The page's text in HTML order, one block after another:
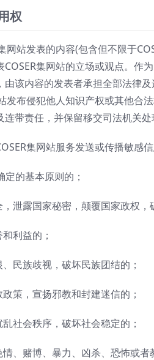
权
网站发表的内容(包含但不限于
COSER集网站的立场或观点。作
由该内容的发表者承担全部法律
发布侵犯他人知识产权或其他合
带责任，并保留移交司法机关处
集网站服务发送或传播敏感
定的基本原则的；
泄露国家秘密，颠覆国家政权，
利益的；
民族歧视，破坏民族团结的；
策，宣扬邪教和封建迷信的；
社会秩序，破坏社会稳定的；
、赌博、暴力、凶杀、恐怖或者